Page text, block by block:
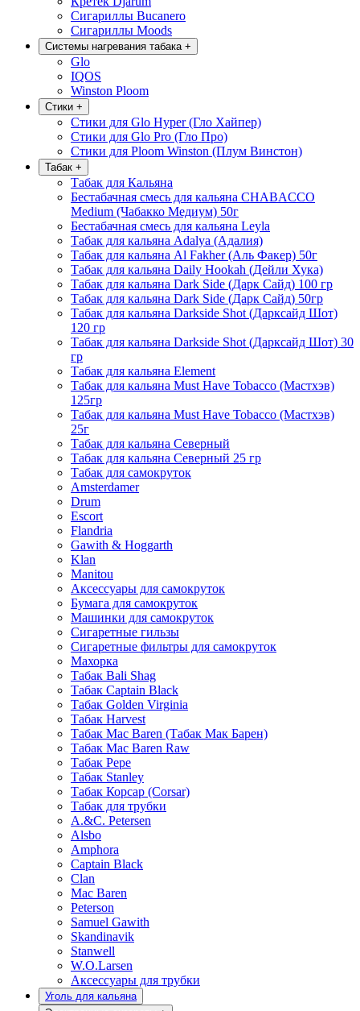
Сигариллы Bucanero
Сигариллы Moods
Системы нагревания табака +
Glo
IQOS
Winston Ploom
Стики +
Стики для Glo Hyper (Гло Хайпер)
Стики для Glo Pro (Гло Про)
Стики для Ploom Winston (Плум Винстон)
Табак +
Табак для Кальяна
Бестабачная смесь для кальяна CHABACCO
Medium (Чабакко Медиум) 50г
Бестабачная смесь для кальяна Leyla
Табак для кальяна Adalya (Адалия)
Табак для кальяна Al Fakher (Аль Факер) 50г
Табак для кальяна Daily Hookah (Дейли Хука)
Табак для кальяна Dark Side (Дарк Сайд) 100 гр
Табак для кальяна Dark Side (Дарк Сайд) 50гр
Табак для кальяна Darkside Shot (Дарксайд Шот)
120 гр
Табак для кальяна Darkside Shot (Дарксайд Шот) 30
гр
Табак для кальяна Element
Табак для кальяна Must Have Tobacco (Мастхэв)
125гр
Табак для кальяна Must Have Tobacco (Мастхэв)
25г
Табак для кальяна Северный
Табак для кальяна Северный 25 гр
Табак для самокруток
Amsterdamer
Drum
Escort
Flandria
Gawith & Hoggarth
Klan
Manitou
Аксессуары для самокруток
Бумага для самокруток
Машинки для самокруток
Сигаретные гильзы
Сигаретные фильтры для самокруток
Махорка
Табак Bali Shag
Табак Captain Black
Табак Golden Virginia
Табак Harvest
Табак Mac Baren (Табак Мак Барен)
Табак Mac Baren Raw
Табак Pepe
Табак Stanley
Табак Корсар (Corsar)
Табак для трубки
A.&C. Petersen
Alsbo
Amphora
Captain Black
Clan
Mac Baren
Peterson
Samuel Gawith
Skandinavik
Stanwell
W.O.Larsen
Аксессуары для трубки
Уголь для кальяна